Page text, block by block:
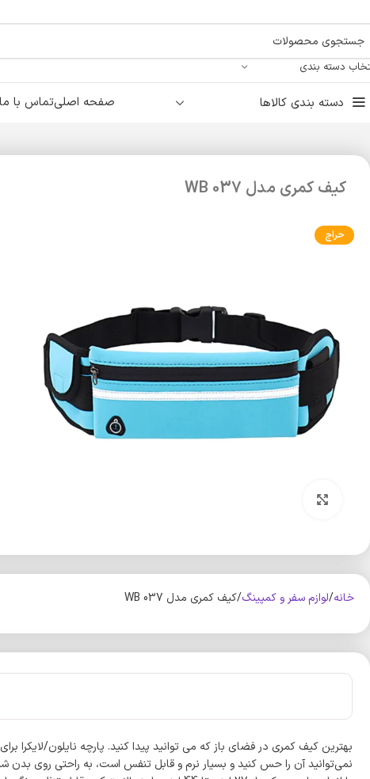
دسته بندی
دسته بندی کالاها صفحه اصلیتماس با ما
کیف کمری مدل WB 037
حراج
خانه لوازم سفر و کمپینگ کیف کمری مدل WB 037
بهترین کیف کمری در فضای باز که می توانید پیدا کنید. پارچه نایلون/
نمی‌توانید آن را حس کنید و بسیار نرم و قابل تنفس است، به راحتی روی